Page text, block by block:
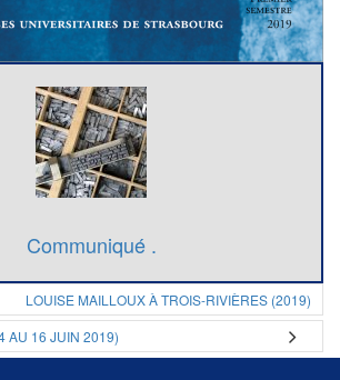
Communiqué .
LOUISE MAILLOUX À TROIS-RIVIÈRES (2019)
AU 16 JUIN 2019)